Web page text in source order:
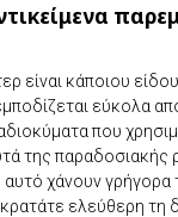
είναι κάποιου
εύκολα
που
της παραδοσιακής
αυτό χάνουν γρήγορα
ελεύθερη τη